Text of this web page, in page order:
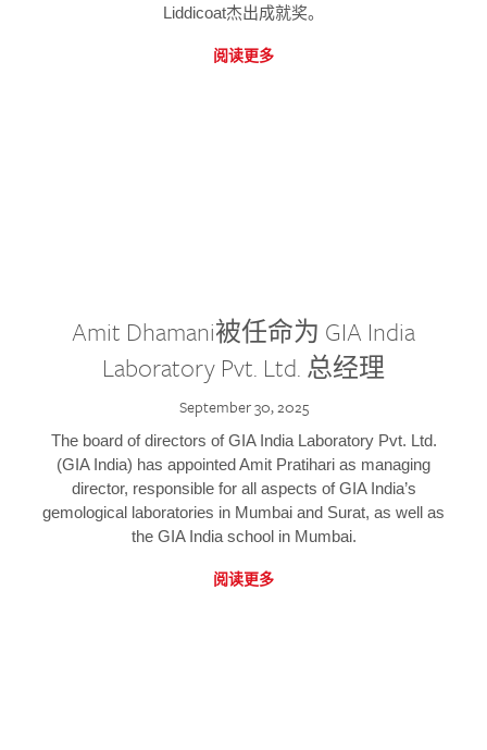
Liddicoat杰出成就奖。
阅读更多
Amit Dhamani被任命为 GIA India
Laboratory Pvt. Ltd. 总经理
September 30, 2025
The board of directors of GIA India Laboratory Pvt. Ltd.
(GIA India) has appointed Amit Pratihari as managing
director, responsible for all aspects of GIA India’s
gemological laboratories in Mumbai and Surat, as well as
the GIA India school in Mumbai.
阅读更多